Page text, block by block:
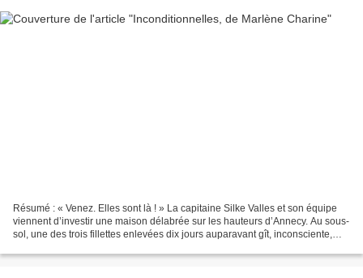
Résumé : « Venez. Elles sont là ! » La capitaine Silke Valles et son équipe
viennent d’investir une maison délabrée sur les hauteurs d’Annecy. Au sous-
sol, une des trois fillettes enlevées dix jours auparavant gît, inconsciente,